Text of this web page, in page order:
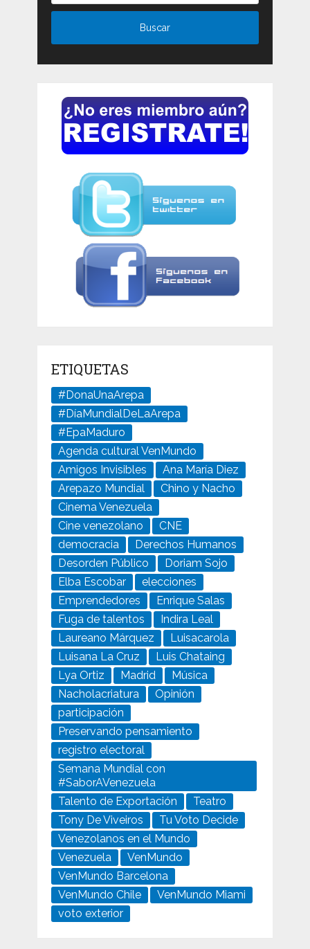
ETIQUETAS
#DonaUnaArepa
#DíaMundialDeLaArepa
#EpaMaduro
Agenda cultural VenMundo
Amigos Invisibles
Ana María Diez
Arepazo Mundial
Chino y Nacho
Cinema Venezuela
Cine venezolano
CNE
democracia
Derechos Humanos
Desorden Público
Doriam Sojo
Elba Escobar
elecciones
Emprendedores
Enrique Salas
Fuga de talentos
Indira Leal
Laureano Márquez
Luisacarola
Luisana La Cruz
Luis Chataing
Lya Ortiz
Madrid
Música
Nacholacriatura
Opinión
participación
Preservando pensamiento
registro electoral
Semana Mundial con
#SaborAVenezuela
Talento de Exportación
Teatro
Tony De Viveiros
Tu Voto Decide
Venezolanos en el Mundo
Venezuela
VenMundo
VenMundo Barcelona
VenMundo Chile
VenMundo Miami
voto exterior